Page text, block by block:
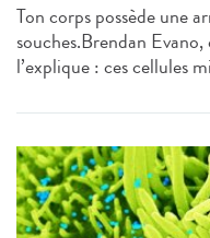
Ton corps possède une
souches.Brendan
l’explique : ces cellules